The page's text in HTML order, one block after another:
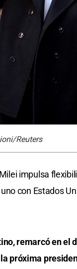
Reuters
impulsa
con Estados
remarcó en el
próxima